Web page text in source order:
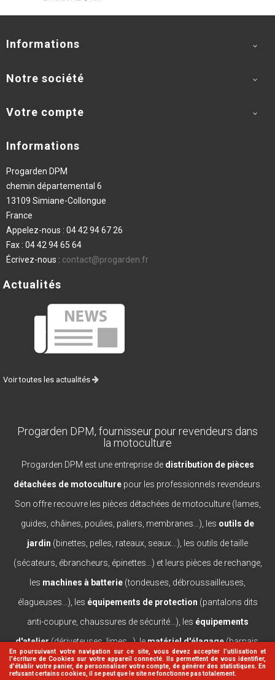
En poursuivant votre navigation sur ce site, vous devez accepter l’utilisation et
l'écriture de Cookies sur votre appareil connecté. Ils permettent de vous identifier,
d'établir votre panier, de personnaliser votre compte, de générer des statistiques. En
refusant certains cookies, il se peut que le site ne fonctionne pas totalement.
Informations 
Notre société 
Votre compte 
Informations
Progarden DPM
chemin départemental 6
13109 Simiane-Collongue
France
Appelez-nous : 04 42 94 67 26
Fax : 04 42 94 65 64
Écrivez-nous : contact@progarden.fr
Actualités
Voir toutes les actualités
Progarden DPM, fournisseur pour revendeurs dans
la motoculture
Progarden DPM est une entreprise de distribution de pièces
détachées de motoculturepour les professionnels revendeurs.
Son offre recouvre les pièces détachées de motoculture (lames,
guides, châines, poulies, paliers, membranes...), les outils de
jardin (binettes, pelles, rateaux, seaux...), les outils de taille
(sécateurs, ébrancheurs, épinettes...) et leurs pièces de rechange,
les machines à batterie (tondeuses, débroussailleuses,
élagueuses...), les équipements de protection (pantalons dits
anti-coupure, chaussures de sécurité...), les équipements
d'atelier(dériveteuses, limes...), lematériel d'élagage(harnais,
casques, lanceurs...).